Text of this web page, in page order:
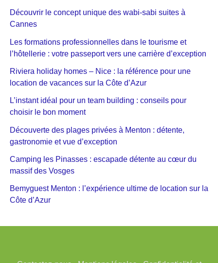
Découvrir le concept unique des wabi-sabi suites à
Cannes
Les formations professionnelles dans le tourisme et
l’hôtellerie : votre passeport vers une carrière d’exception
Riviera holiday homes – Nice : la référence pour une
location de vacances sur la Côte d’Azur
L’instant idéal pour un team building : conseils pour
choisir le bon moment
Découverte des plages privées à Menton : détente,
gastronomie et vue d’exception
Camping les Pinasses : escapade détente au cœur du
massif des Vosges
Bemyguest Menton : l’expérience ultime de location sur la
Côte d’Azur